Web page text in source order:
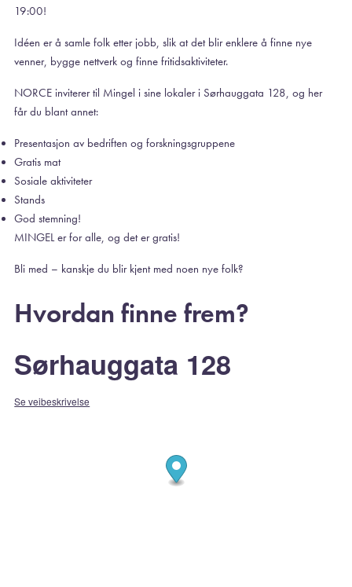
19:00!
Idéen er å samle folk etter jobb, slik at det blir enklere å finne nye
venner, bygge nettverk og finne fritidsaktiviteter.
NORCE inviterer til Mingel i sine lokaler i Sørhauggata 128, og her
får du blant annet:
Presentasjon av bedriften og forskningsgruppene
Gratis mat
Sosiale aktiviteter
Stands
God stemning!
MINGEL er for alle, og det er gratis!
Bli med – kanskje du blir kjent med noen nye folk?
Hvordan finne frem?
Sørhauggata 128
Se veibeskrivelse